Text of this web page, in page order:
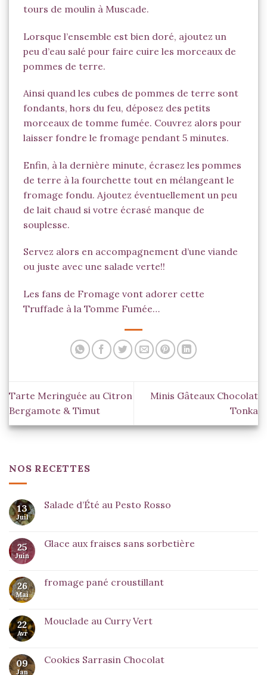
tours de moulin à Muscade.
Lorsque l’ensemble est bien doré, ajoutez un
peu d’eau salé pour faire cuire les morceaux de
pommes de terre.
Ainsi quand les cubes de pommes de terre sont
fondants, hors du feu, déposez des petits
morceaux de tomme fumée. Couvrez alors pour
laisser fondre le fromage pendant 5 minutes.
Enfin, à la dernière minute, écrasez les pommes
de terre à la fourchette tout en mélangeant le
fromage fondu. Ajoutez éventuellement un peu
de lait chaud si votre écrasé manque de
souplesse.
Servez alors en accompagnement d’une viande
ou juste avec une salade verte!!
Les fans de Fromage vont adorer cette
Truffade à la Tomme Fumée…
Tarte Meringuée au Citron
Bergamote & Timut
Minis Gâteaux Chocolat
Tonka
NOS RECETTES
13
Juil
Salade d’Été au Pesto Rosso
25
Juin
Glace aux fraises sans sorbetière
26
Mai
fromage pané croustillant
22
Avr
Mouclade au Curry Vert
09
Jan
Cookies Sarrasin Chocolat